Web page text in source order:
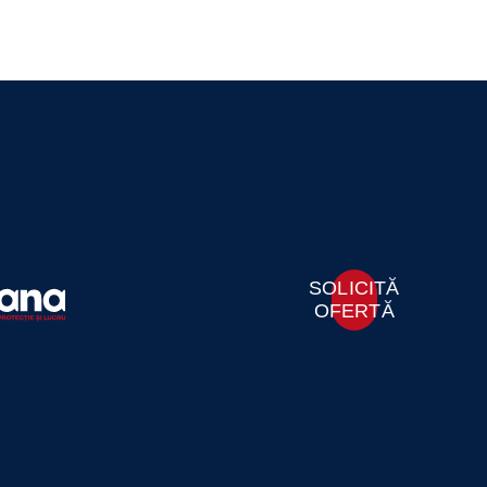
SOLICITĂ
OFERTĂ